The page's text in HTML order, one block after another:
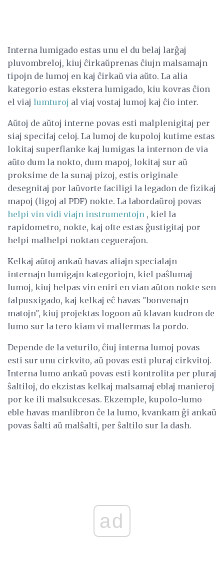
Interna lumigado estas unu el du belaj larĝaj
pluvombreloj, kiuj ĉirkaŭprenas ĉiujn malsamajn
tipojn de lumoj en kaj ĉirkaŭ via aŭto. La alia
kategorio estas ekstera lumigado, kiu kovras ĉion
el viaj lumturoj al viaj vostaj lumoj kaj ĉio inter.
Aŭtoj de aŭtoj interne povas esti malplenigitaj per
siaj specifaj celoj. La lumoj de kupoloj kutime estas
lokitaj superflanke kaj lumigas la internon de via
aŭto dum la nokto, dum mapoj, lokitaj sur aŭ
proksime de la sunaj pizoj, estis originale
desegnitaj por laŭvorte faciligi la legadon de fizikaj
mapoj (ligoj al PDF) nokte. La labordaŭroj povas
helpi vin vidi viajn instrumentojn , kiel la
rapidometro, nokte, kaj ofte estas ĝustigitaj por
helpi malhelpi noktan cegueraĵon.
Kelkaj aŭtoj ankaŭ havas aliajn specialajn
internajn lumigajn kategoriojn, kiel paŝlumaj
lumoj, kiuj helpas vin eniri en vian aŭton nokte sen
falpusxigado, kaj kelkaj eĉ havas "bonvenajn
matojn", kiuj projektas logoon aŭ klavan kudron de
lumo sur la tero kiam vi malfermas la pordo.
Depende de la veturilo, ĉiuj interna lumoj povas
esti sur unu cirkvito, aŭ povas esti pluraj cirkvitoj.
Interna lumo ankaŭ povas esti kontrolita per pluraj
ŝaltiloj, do ekzistas kelkaj malsamaj eblaj manieroj
por ke ili malsukcesas. Ekzemple, kupolo-lumo
eble havas manlibron ĉe la lumo, kvankam ĝi ankaŭ
povas ŝalti aŭ malŝalti, per ŝaltilo sur la dash.
ad